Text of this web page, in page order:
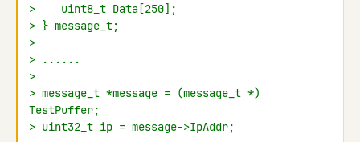
>    uint8_t Data[250];
> } message_t;
>
> ......
>
> message_t *message = (message_t *)
TestPuffer;
> uint32_t ip = message->IpAddr;